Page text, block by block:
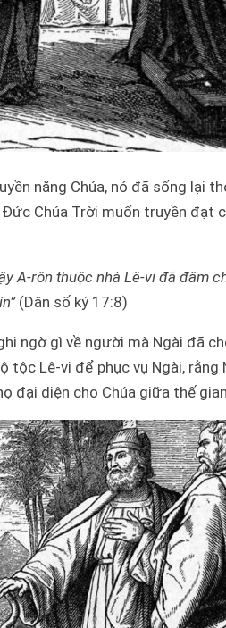
năng Chúa, nó đã sống lại
Chúa Trời muốn truyền đạt
A-rôn thuộc nhà Lê-vi đã đâm
(Dân số ký 17:8)
ngờ gì về người mà Ngài đã
tộc Lê-vi để phục vụ Ngài, rằng
đại diện cho Chúa giữa thế